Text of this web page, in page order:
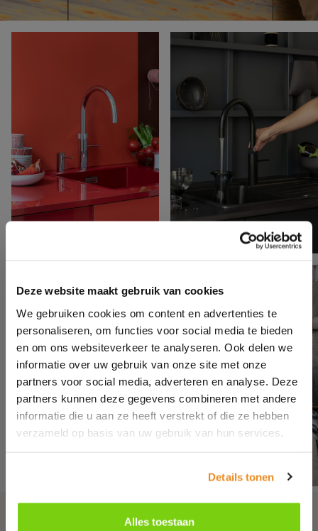
Deze website maakt gebruik van cookies
We gebruiken cookies om content en advertenties te
personaliseren, om functies voor social media te bieden
en om ons websiteverkeer te analyseren. Ook delen we
informatie over uw gebruik van onze site met onze
partners voor social media, adverteren en analyse. Deze
partners kunnen deze gegevens combineren met andere
informatie die u aan ze heeft verstrekt of die ze hebben
verzameld op basis van uw gebruik van hun services.
Details tonen
Alles toestaan
Meer informatie